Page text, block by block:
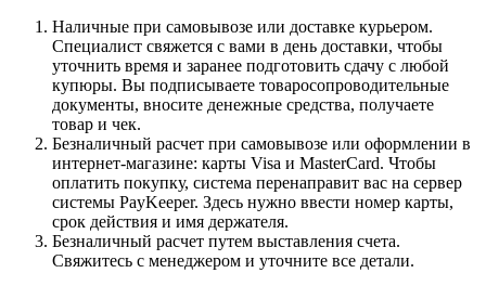
Наличные при самовывозе или доставке курьером.
Специалист свяжется с вами в день доставки, чтобы
уточнить время и заранее подготовить сдачу с любой
купюры. Вы подписываете товаросопроводительные
документы, вносите денежные средства, получаете
товар и чек.
Безналичный расчет при самовывозе или оформлении в
интернет-магазине: карты Visa и MasterCard. Чтобы
оплатить покупку, система перенаправит вас на сервер
системы PayKeeper. Здесь нужно ввести номер карты,
срок действия и имя держателя.
Безналичный расчет путем выставления счета.
Свяжитесь с менеджером и уточните все детали.